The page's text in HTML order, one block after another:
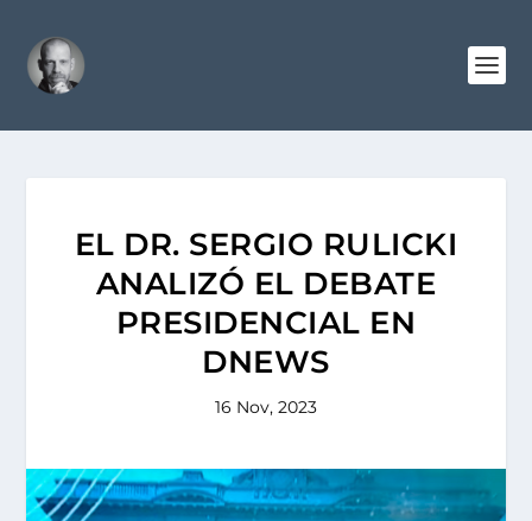
EL DR. SERGIO RULICKI
ANALIZÓ EL DEBATE
PRESIDENCIAL EN
DNEWS
16 Nov, 2023